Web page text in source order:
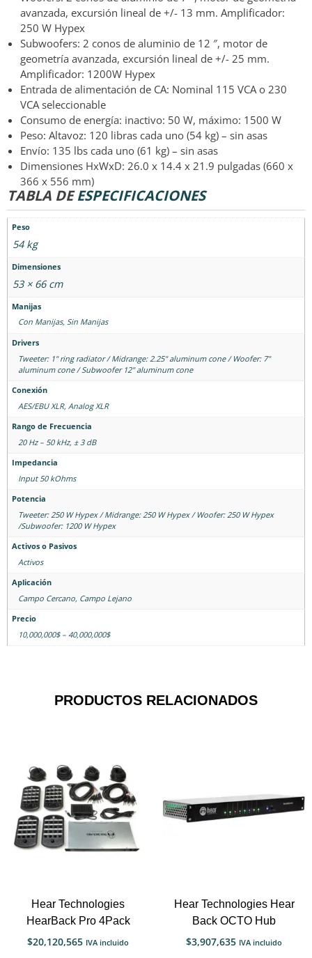
avanzada, excursión lineal de +/- 13 mm. Amplificador:
250 W Hypex
Subwoofers: 2 conos de aluminio de 12 ″, motor de
geometría avanzada, excursión lineal de +/- 25 mm.
Amplificador: 1200W Hypex
Entrada de alimentación de CA: Nominal 115 VCA o 230
VCA seleccionable
Consumo de energía: inactivo: 50 W, máximo: 1500 W
Peso: Altavoz: 120 libras cada uno (54 kg) – sin asas
Envío: 135 lbs cada uno (61 kg) – sin asas
Dimensiones HxWxD: 26.0 x 14.4 x 21.9 pulgadas (660 x
366 x 556 mm)
TABLA DEESPECIFICACIONES
Peso
54 kg
Dimensiones
53 × 66 cm
Manijas
Con Manijas, Sin Manijas
Drivers
Tweeter: 1" ring radiator / Midrange: 2.25" aluminum cone / Woofer: 7"
aluminum cone / Subwoofer 12" aluminum cone
Conexión
AES/EBU XLR, Analog XLR
Rango de Frecuencia
20 Hz – 50 kHz, ± 3 dB
Impedancia
Input 50 kOhms
Potencia
Tweeter: 250 W Hypex / Midrange: 250 W Hypex / Woofer: 250 W Hypex
/Subwoofer: 1200 W Hypex
Activos o Pasivos
Activos
Aplicación
Campo Cercano, Campo Lejano
Precio
10,000,000$ – 40,000,000$
PRODUCTOS RELACIONADOS
Hear Technologies
HearBack Pro 4Pack
$20,120,565 IVA incluido
Hear Technologies Hear
Back OCTO Hub
$3,907,635 IVA incluido